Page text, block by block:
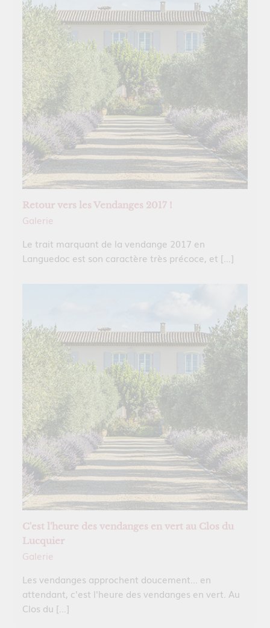
Retour vers les Vendanges 2017 !
Galerie
Le trait marquant de la vendange 2017 en
Languedoc est son caractère très précoce, et […]
C'est l'heure des vendanges en vert au Clos du
Lucquier
Galerie
Les vendanges approchent doucement... en
attendant, c'est l'heure des vendanges en vert. Au
Clos du […]